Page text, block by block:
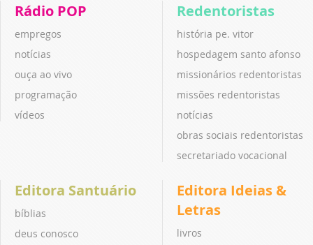
Rádio POP
empregos
notícias
ouça ao vivo
programação
vídeos
Redentoristas
história pe. vitor
hospedagem santo afonso
missionários redentoristas
missões redentoristas
notícias
obras sociais redentoristas
secretariado vocacional
Editora Santuário
bíblias
deus conosco
Editora Ideias &
Letras
livros